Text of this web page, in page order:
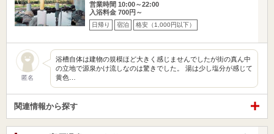
営業時間 10:00～22:00
入浴料金 700円～
日帰り 宿泊 格安（1,000円以下）
匿名
浴槽自体は建物の規模ほど大きく感じませんでしたが街の真ん中
の立地で源泉かけ流しなのは驚きでした。 湯は少し塩分が感じて
黄色…
関連情報から探す